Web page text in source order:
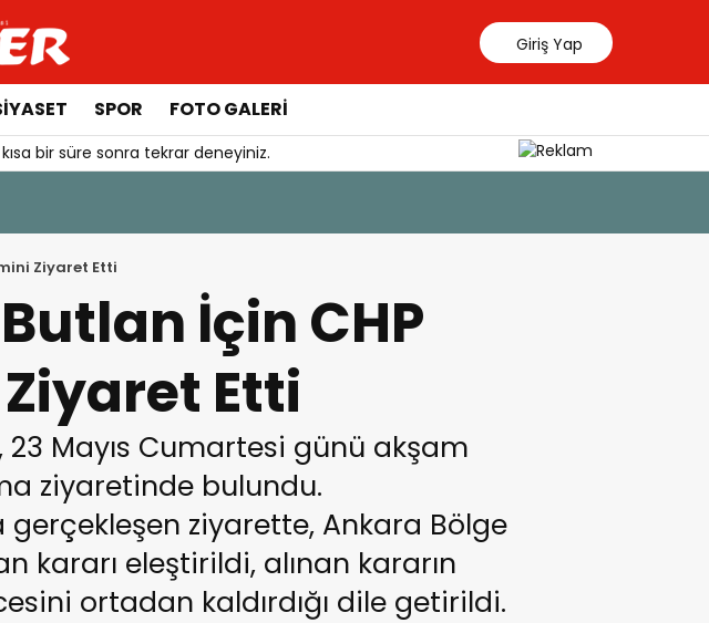
Giriş Yap
SPOR FOTO GALERİ
bir süre sonra tekrar deneyiniz.
Ziyaret Etti
İçin CHP
Etti
23 Mayıs Cumartesi günü akşam
ziyaretinde bulundu.
ziyarette, Ankara Bölge
eleştirildi, alınan kararın
ortadan kaldırdığı dile getirildi.